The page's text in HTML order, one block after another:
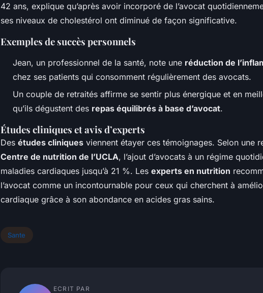
42 ans, explique qu’après avoir incorporé de l’avocat
ses niveaux de cholestérol ont diminué de façon significative.
Exemples de succès personnels
Jean, un professionnel de la santé, note une réduction de
chez ses patients qui consomment régulièrement des avocats.
Un couple de retraités affirme se sentir plus énergique et en
qu’ils dégustent des repas équilibrés à base d’avocat.
Études cliniques et avis d’experts
Des études cliniques viennent étayer ces témoignages. Selon une
Centre de nutrition de l’UCLA, l’ajout d’avocats à un régime
maladies cardiaques jusqu’à 21 %. Les experts en nutrition
l’avocat comme un incontournable pour ceux qui cherchent à
cardiaque grâce à son abondance en acides gras sains.
Sante
ECRIT PAR